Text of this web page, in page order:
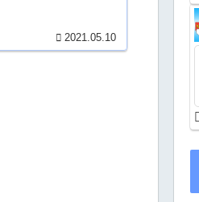
2021.05.10